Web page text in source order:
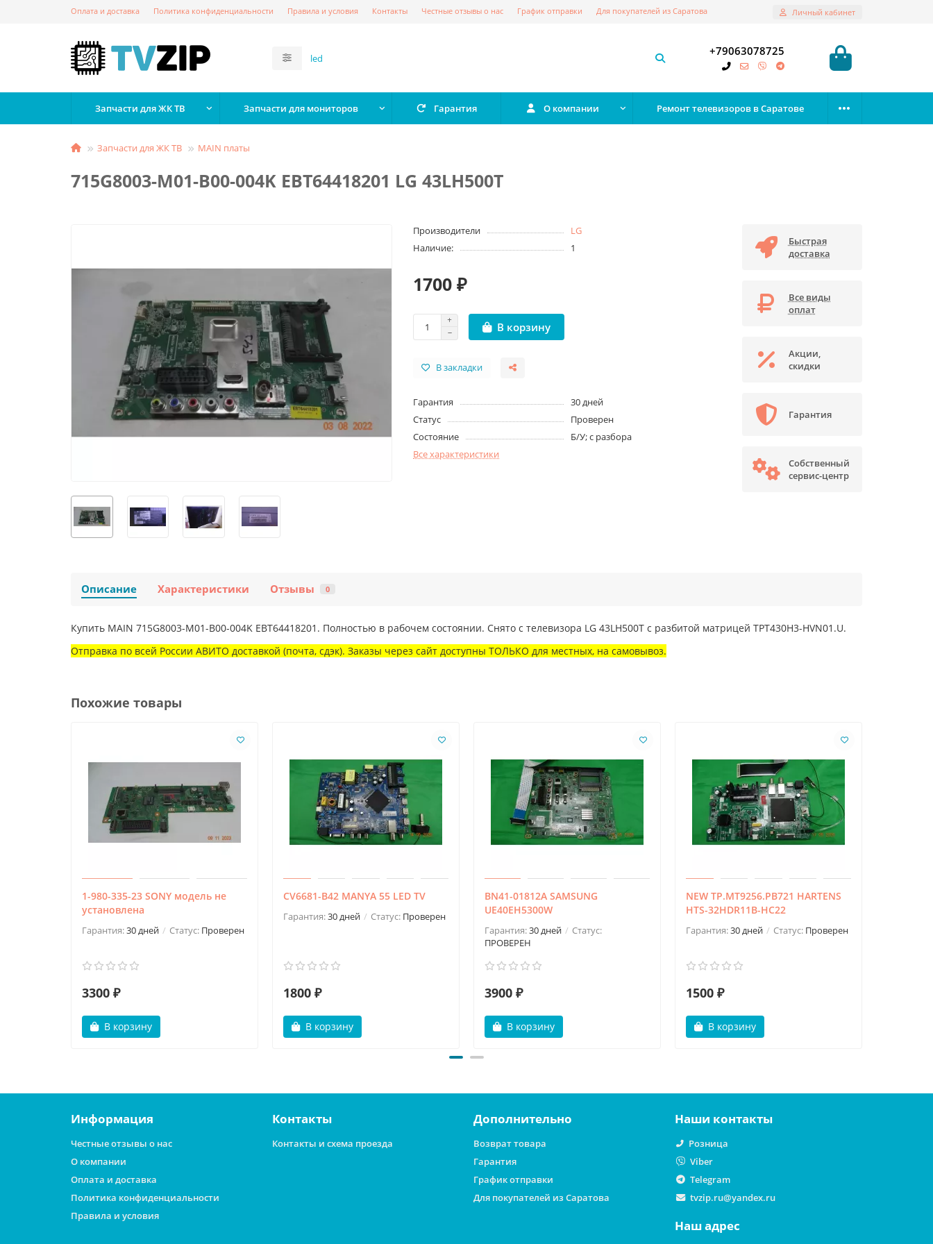
Оплата и доставка Политика конфиденциальности Правила и условия Контакты Честные отзывы о нас График отправки Для покупателей из Саратова Личный кабинет
+79063078725
Запчасти для ЖК ТВ Запчасти для мониторов Гарантия О компании Ремонт телевизоров в Саратове
Запчасти для ЖК ТВ MAIN платы
715G8003-M01-B00-004K EBT64418201 LG 43LH500T
Производители
LG
Наличие:
1
1700 ₽
В корзину
В закладки
Гарантия
30 дней
Статус
Проверен
Состояние
Б/У; с разбора
Все характеристики
Быстрая
доставка
Все виды
оплат
Акции,
скидки
Гарантия
Собственный
сервис-центр
Описание Характеристики Отзывы 0
Купить MAIN 715G8003-M01-B00-004K EBT64418201. Полностью в рабочем состоянии. Снято с телевизора LG 43LH500T с разбитой матрицей TPT430H3-HVN01.U.
Отправка по всей России АВИТО доставкой (почта, сдэк). Заказы через сайт доступны ТОЛЬКО для местных, на самовывоз.
Похожие товары
1-980-335-23 SONY модель не
установлена
Гарантия:30 дней Статус: Проверен
3300 ₽
В корзину
CV6681-B42 MANYA 55 LED TV
Гарантия:30 дней Статус: Проверен
1800 ₽
В корзину
BN41-01812A SAMSUNG
UE40EH5300W
Гарантия:30 дней
Статус:
ПРОВЕРЕН
3900 ₽
В корзину
NEW TP.MT9256.PB721 HARTENS
HTS-32HDR11B-HC22
Гарантия:30 дней Статус: Проверен
1500 ₽
В корзину
Информация
Честные отзывы о нас
О компании
Оплата и доставка
Политика конфиденциальности
Правила и условия
Контакты
Контакты и схема проезда
Дополнительно
Возврат товара
Гарантия
График отправки
Для покупателей из Саратова
Наши контакты
Розница
Viber
Telegram
tvzip.ru@yandex.ru
Наш адрес